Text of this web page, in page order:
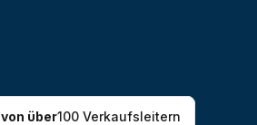
von über100 Verkaufsleitern